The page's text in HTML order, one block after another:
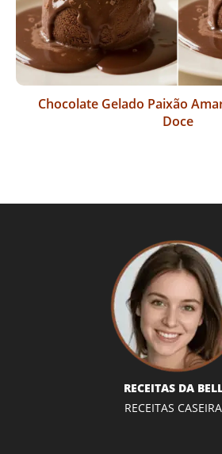
Chocolate Gelado Paixão
Doce
RECEITAS DA
RECEITAS